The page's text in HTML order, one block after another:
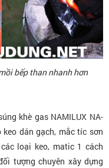
bếp than nhanh hơn
khè gas NAMILUX NA-
dán gạch, mắc tíc sơn
loại keo, matic 1 cách
tượng chuyên xây dựng